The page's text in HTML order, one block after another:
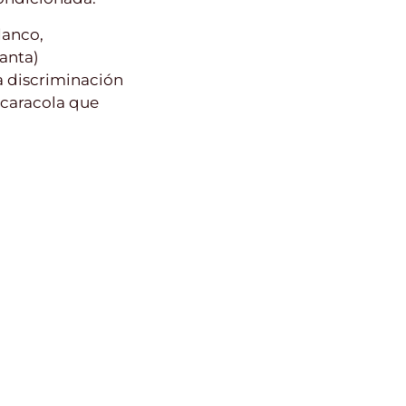
discriminación
que